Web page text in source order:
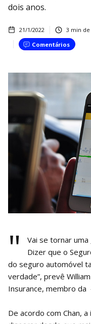
dois anos.
21/1/2022 3 min
Comentários
"
Vai se tornar
Dizer que o
do seguro automóvel
verdade”, prevê
Insurance, membro da
De acordo com Chan,